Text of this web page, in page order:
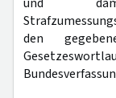
den